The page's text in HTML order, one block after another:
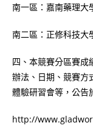
南一區：嘉南藥理大
南二區：正修科技大
四、本競賽分區賽成
辦法、日期、競賽方
體驗研習會等，公告
http://